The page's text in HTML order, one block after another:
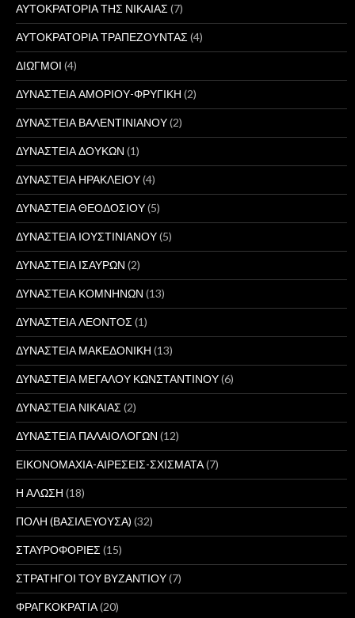
ΑΥΤΟΚΡΑΤΟΡΙΑ ΤΗΣ ΝΙΚΑΙΑΣ (7)
ΑΥΤΟΚΡΑΤΟΡΙΑ ΤΡΑΠΕΖΟΥΝΤΑΣ (4)
ΔΙΩΓΜΟΙ (4)
ΔΥΝΑΣΤΕΙΑ ΑΜΟΡΙΟΥ-ΦΡΥΓΙΚΗ (2)
ΔΥΝΑΣΤΕΙΑ ΒΑΛΕΝΤΙΝΙΑΝΟΥ(2)
ΔΥΝΑΣΤΕΙΑ ΔΟΥΚΩΝ (1)
ΔΥΝΑΣΤΕΙΑ ΗΡΑΚΛΕΙΟΥ(4)
ΔΥΝΑΣΤΕΙΑ ΘΕΟΔΟΣΙΟΥ(5)
ΔΥΝΑΣΤΕΙΑ ΙΟΥΣΤΙΝΙΑΝΟΥ(5)
ΔΥΝΑΣΤΕΙΑ ΙΣΑΥΡΩΝ (2)
ΔΥΝΑΣΤΕΙΑ ΚΟΜΝΗΝΩΝ (13)
ΔΥΝΑΣΤΕΙΑ ΛΕΟΝΤΟΣ (1)
ΔΥΝΑΣΤΕΙΑ ΜΑΚΕΔΟΝΙΚΗ (13)
ΔΥΝΑΣΤΕΙΑ ΜΕΓΑΛΟΥ ΚΩΝΣΤΑΝΤΙΝΟΥ(6)
ΔΥΝΑΣΤΕΙΑ ΝΙΚΑΙΑΣ (2)
ΔΥΝΑΣΤΕΙΑ ΠΑΛΑΙΟΛΟΓΩΝ (12)
ΕΙΚΟΝΟΜΑΧΙΑ-ΑΙΡΕΣΕΙΣ-ΣΧΙΣΜΑΤΑ(7)
Η ΑΛΩΣΗ (18)
ΠΟΛΗ (ΒΑΣΙΛΕΥΟΥΣΑ) (32)
ΣΤΑΥΡΟΦΟΡΙΕΣ (15)
ΣΤΡΑΤΗΓΟΙ ΤΟΥ ΒΥΖΑΝΤΙΟΥ(7)
ΦΡΑΓΚΟΚΡΑΤΙΑ(20)